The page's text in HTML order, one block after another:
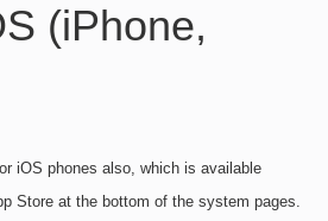
(iPhone,
iOS phones also, which is available
Store at the bottom of the system pages.